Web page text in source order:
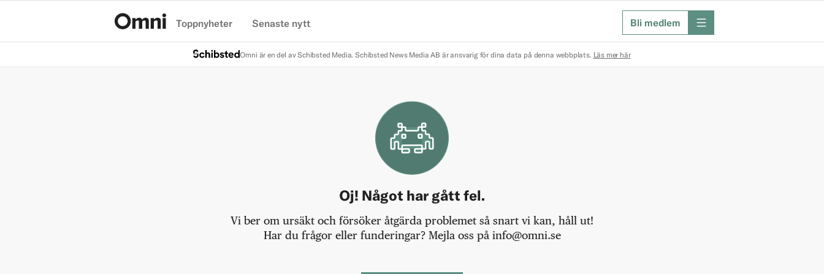
Toppnyheter Senaste nytt Bli medlem meny
Omni är en del av Schibsted Media. Schibsted News Media AB är ansvarig för dina data på denna webbplats. Läs mer här
Oj! Något har gått fel.
Vi ber om ursäkt och försöker åtgärda problemet så snart vi kan, håll ut!
Har du frågor eller funderingar? Mejla oss på info@omni.se